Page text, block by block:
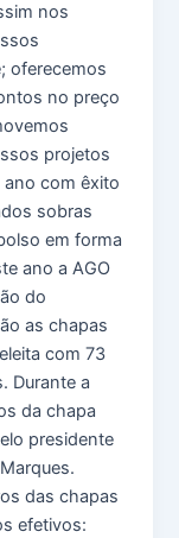
nos
oferecemos
no preço
projetos
com êxito
sobras
em forma
ano a AGO
do
as chapas
com 73
Durante a
da chapa
presidente
das chapas
efetivos: